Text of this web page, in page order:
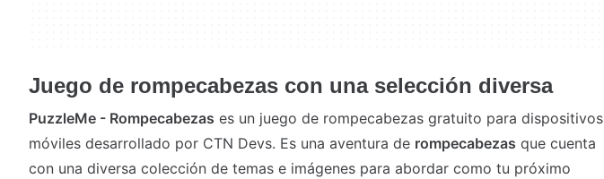
Juego de rompecabezas con una selección diversa
PuzzleMe - Rompecabezas es un juego de rompecabezas gratuito para dispositivos
móviles desarrollado por CTN Devs. Es una aventura de rompecabezas que cuenta
con una diversa colección de temas e imágenes para abordar como tu próximo